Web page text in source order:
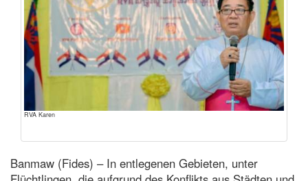
RVA Karen
Banmaw (Fides) – In entlegenen Gebieten, unter